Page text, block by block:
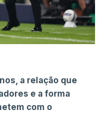
a relação que
e a forma
com o